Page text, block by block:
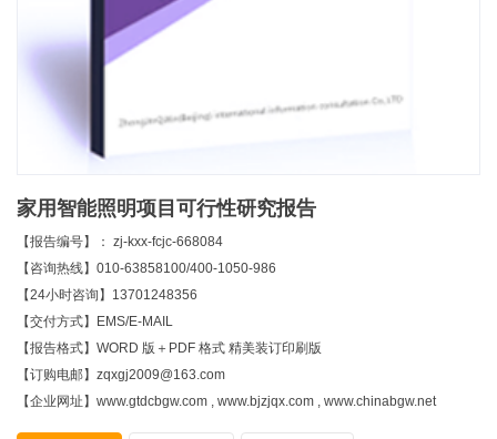
家用智能照明项目可行性研究报告
【报告编号】： zj-kxx-fcjc-668084
【咨询热线】010-63858100/400-1050-986
【24小时咨询】13701248356
【交付方式】EMS/E-MAIL
【报告格式】WORD 版＋PDF 格式 精美装订印刷版
【订购电邮】zqxgj2009@163.com
【企业网址】www.gtdcbgw.com , www.bjzjqx.com , www.chinabgw.net